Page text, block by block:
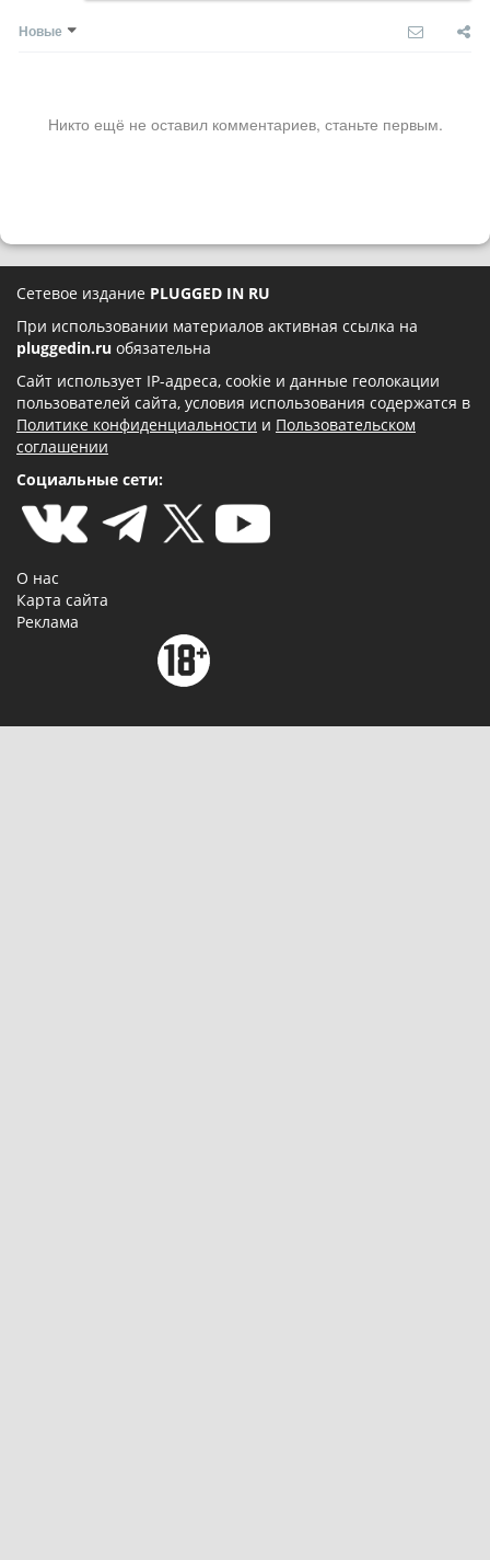
Новые
Никто ещё не оставил комментариев, станьте первым.
Сетевое издание PLUGGED IN RU
При использовании материалов активная ссылка на
pluggedin.ru обязательна
Сайт использует IP-адреса, cookie и данные геолокации
пользователей сайта, условия использования содержатся в
Политике конфиденциальности и Пользовательском
соглашении
Социальные сети:
О нас
Карта сайта
Реклама